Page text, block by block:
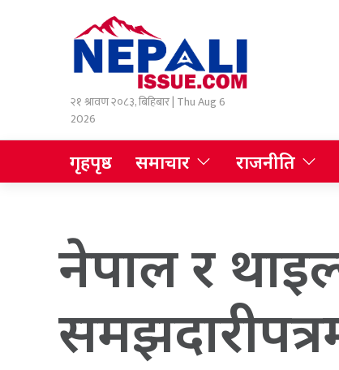
२१ श्रावण २०८३, बिहिबार | Thu Aug 6
2026
गृहपृष्ठ समाचार राजनीति
नेपाल र